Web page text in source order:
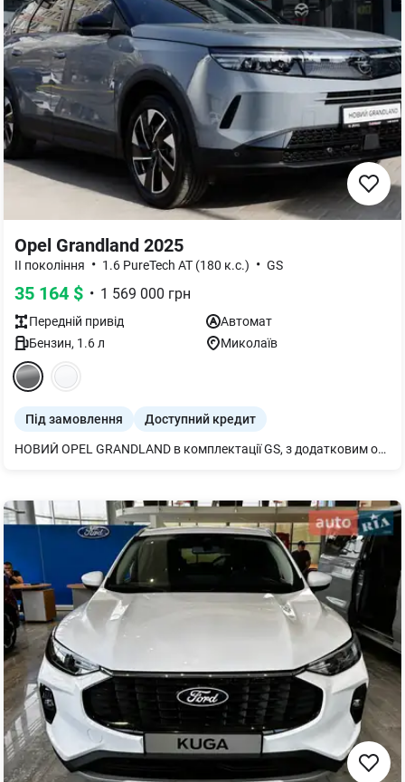
Opel Grandland 2025
II покоління • 1.6 PureTech AT (180 к.с.) • GS
35 164 $ • 1 569 000 грн
Передній привід
Автомат
Бензин, 1.6л Миколаїв
Під замовлення Доступний кредит
НОВИЙ OPEL GRANDLAND в комплектації GS, з додатковим обладнанням: Пакет Техно Плюс: - Проекційний дисплей на лобовому склі - Камера 360° (4 камери) (QK15) - Електричний обігрів лобового скла (LW02) - Система допомоги при зміні смуги руху Lane change assist - long range (ZVM9) -Система попередження про поперечний рух позаду Rear Cross Traffic Alert - Асистент утримання обраної позиції в смузі руху Lane Positioning Assist - Безрамкове дзеркало заднього виду з електрохромним покриттям (RL06) -Система моніторингу якості повітря AQS (O301) - Двопанельний панорамний дах зі зсувною панеллю над сидіннями водія та переднього пасажира і LED-підсвіткою -Преміум шкіра Nappa чорного кольору, передні сидіння з вентиляцією, чорна стеля - Електричне регулювання у 10 напрямках, масажем і пам'яттю (для водія) (WAHI) - Підігрів задніх сидінь